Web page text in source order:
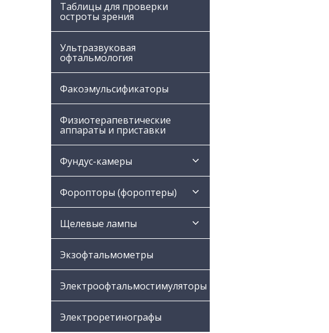
Таблицы для проверки
остроты зрения
Ультразвуковая
офтальмология
Факоэмульсификаторы
Физиотерапевтические
аппараты и приставки
Фундус-камеры
Форопторы (фороптеры)
Щелевые лампы
Экзофтальмометры
Электроофтальмостимуляторы
Электроретинографы